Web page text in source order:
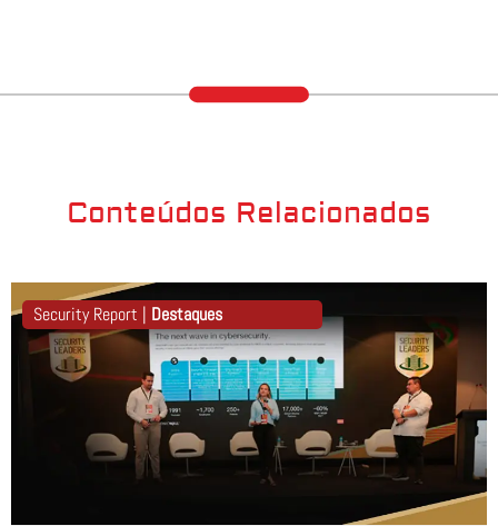
Conteúdos Relacionados
Security Report | Destaques